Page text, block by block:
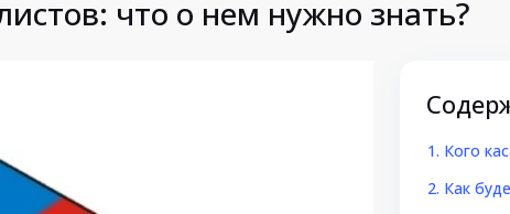
что о нем нужно знать?
Кого
Как